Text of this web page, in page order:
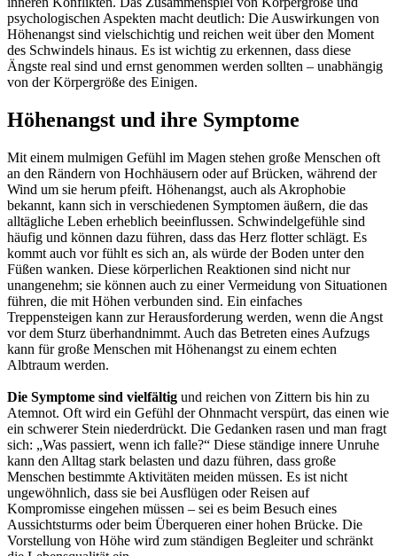
psychologischen Aspekten macht deutlich: Die Auswirkungen von
Höhenangst sind vielschichtig und reichen weit über den Moment
des Schwindels hinaus. Es ist wichtig zu erkennen, dass diese
Ängste real sind und ernst genommen werden sollten – unabhängig
von der Körpergröße des Einigen.
Höhenangst und ihre Symptome
Mit einem mulmigen Gefühl im Magen stehen große Menschen oft
an den Rändern von Hochhäusern oder auf Brücken, während der
Wind um sie herum pfeift. Höhenangst, auch als Akrophobie
bekannt, kann sich in verschiedenen Symptomen äußern, die das
alltägliche Leben erheblich beeinflussen. Schwindelgefühle sind
häufig und können dazu führen, dass das Herz flotter schlägt. Es
kommt auch vor fühlt es sich an, als würde der Boden unter den
Füßen wanken. Diese körperlichen Reaktionen sind nicht nur
unangenehm; sie können auch zu einer Vermeidung von Situationen
führen, die mit Höhen verbunden sind. Ein einfaches
Treppensteigen kann zur Herausforderung werden, wenn die Angst
vor dem Sturz überhandnimmt. Auch das Betreten eines Aufzugs
kann für große Menschen mit Höhenangst zu einem echten
Albtraum werden.
Die Symptome sind vielfältig und reichen von Zittern bis hin zu
Atemnot. Oft wird ein Gefühl der Ohnmacht verspürt, das einen wie
ein schwerer Stein niederdrückt. Die Gedanken rasen und man fragt
sich: „Was passiert, wenn ich falle?“ Diese ständige innere Unruhe
kann den Alltag stark belasten und dazu führen, dass große
Menschen bestimmte Aktivitäten meiden müssen. Es ist nicht
ungewöhnlich, dass sie bei Ausflügen oder Reisen auf
Kompromisse eingehen müssen – sei es beim Besuch eines
Aussichtsturms oder beim Überqueren einer hohen Brücke. Die
Vorstellung von Höhe wird zum ständigen Begleiter und schränkt